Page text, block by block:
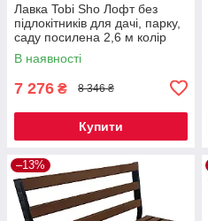
Лавка Tobi Sho Лофт без
підлокітників для дачі, парку,
саду посилена 2,6 м колір
горіх
В наявності
7 276 ₴ 8 346 ₴
Купити
–13%